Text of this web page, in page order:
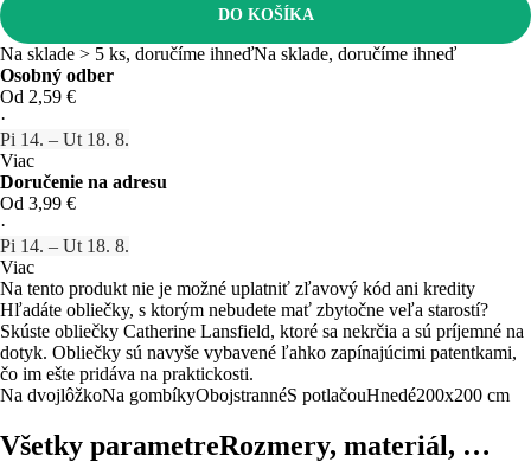
DO KOŠÍKA
Na sklade > 5 ks, doručíme ihneďNa sklade, doručíme ihneď
Osobný odber
Od 2,59 €
·
Pi 14. – Ut 18. 8.
Viac
Doručenie na adresu
Od 3,99 €
·
Pi 14. – Ut 18. 8.
Viac
Na tento produkt nie je možné uplatniť zľavový kód ani kredity
Hľadáte obliečky, s ktorým nebudete mať zbytočne veľa starostí?
Skúste obliečky Catherine Lansfield, ktoré sa nekrčia a sú príjemné na
dotyk. Obliečky sú navyše vybavené ľahko zapínajúcimi patentkami,
čo im ešte pridáva na praktickosti.
Na dvojlôžkoNa gombíkyObojstrannéS potlačouHnedé200x200 cm
Všetky parametreRozmery, materiál, …